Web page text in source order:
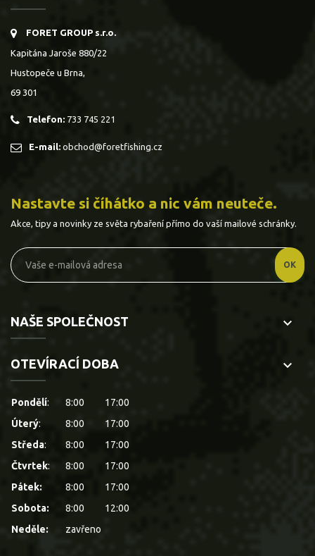
FORET GROUP s.r.o.
Kapitána Jaroše 880/22
Hustopeče u Brna,
69 301
Telefon: 733 745 221
E-mail: obchod@foretfishing.cz
Nastavte si číhátko a nic vám neuteče.
Akce, tipy a novinky ze světa rybaření přímo do vaší mailové schránky.
NAŠE SPOLEČNOST keyboard_arrow_down
OTEVÍRACÍ DOBA keyboard_arrow_down
Pondělí: 8:00
17:00
Úterý: 8:00
17:00
Středa: 8:00
17:00
Čtvrtek: 8:00
17:00
Pátek:
8:00
17:00
Sobota:
8:00
12:00
Neděle:
zavřeno